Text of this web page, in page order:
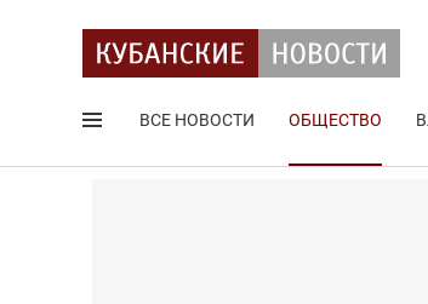
ВСЕ НОВОСТИ ОБЩЕСТВО